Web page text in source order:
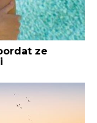
ze